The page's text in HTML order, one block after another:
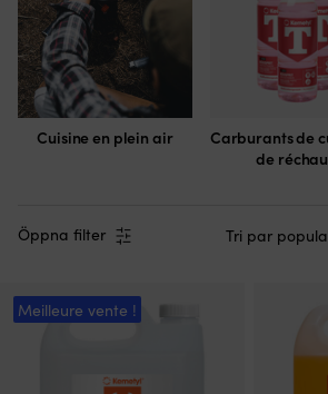
Cuisine en plein air
Carburants de
de
Öppna filter
Meilleure vente !